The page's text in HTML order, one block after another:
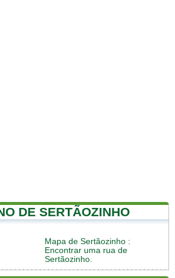
DE SERTÃOZINHO
Mapa de Sertãozinho :
Encontrar uma rua de
Sertãozinho.